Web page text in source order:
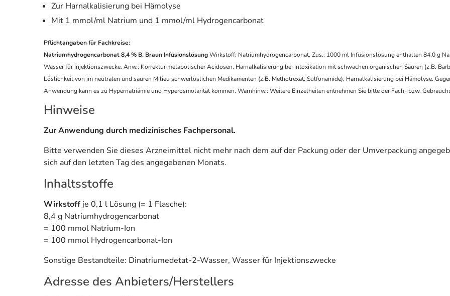
Zur Harnalkalisierung bei Hämolyse
Mit 1 mmol/ml Natrium und 1 mmol/ml Hydrogencarbonat
Pflichtangaben für Fachkreise:
Natriumhydrogencarbonat 8,4 % B. Braun InfusionslösungWirkstoff: Natriumhydrogencarbonat. Zus.: 1000 ml Infusionslösung enthalten 84,0 g
Wasser für Injektionszwecke. Anw.: Korrektur metabolischer Acidosen, Harnalkalisierung bei Intoxikation mit schwachen organischen Säuren (z.B.
Löslichkeit von im neutralen und sauren Milieu schwerlöslichen Medikamenten (z.B. Methotrexat, Sulfonamide), Harnalkalisierung bei Hämolyse.
Anwendung kann es zu Hypernatriämie und Hyperosmolarität kommen. Warnhinw.: Weitere Einzelheiten entnehmen Sie bitte der Fach- bzw.
Hinweise
Zur Anwendung durch medizinisches Fachpersonal.
Bitte verwenden Sie dieses Arzneimittel nicht mehr nach dem auf der Packung oder der Umverpackung
sich auf den letzten Tag des angegebenen Monats.
Inhaltsstoffe
Wirkstoff je 0,1 l Lösung (= 1 Flasche):
8,4 g Natriumhydrogencarbonat
= 100 mmol Natrium-Ion
= 100 mmol Hydrogencarbonat-Ion
Sonstige Bestandteile: Dinatriumedetat-2-Wasser, Wasser für Injektionszwecke
Adresse des Anbieters/Herstellers